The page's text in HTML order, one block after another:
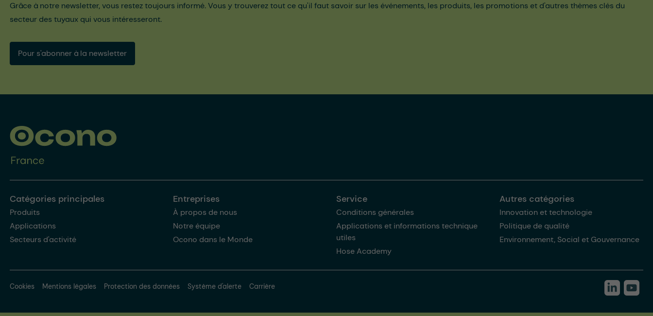
Grâce à notre newsletter, vous restez toujours informé. Vous y trouverez tout ce qu'il faut savoir sur les événements, les produits, les promotions et d'autres thèmes clés du
secteur des tuyaux qui vous intéresseront.
Pour s'abonner à la newsletter
Catégories principales
Produits
Applications
Secteurs d'activité
Entreprises
À propos de nous
Notre équipe
Ocono dans le Monde
Service
Conditions générales
Applications et informations technique
utiles
Hose Academy
Autres catégories
Innovation et technologie
Politique de qualité
Environnement, Social et Gouvernance
Cookies Mentions légales Protection des données Système d'alerte Carrière